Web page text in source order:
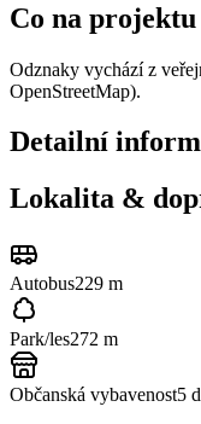
Co na projektu
Odznaky vychází z
OpenStreetMap).
Detailní
Lokalita &
Autobus229 m
Park/les272 m
Občanská vybavenost5